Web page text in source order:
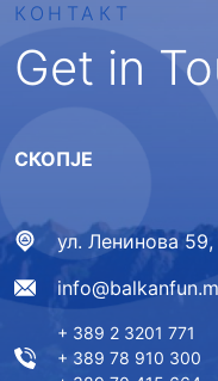
КОНТАКТ
Get in
СКОПЈЕ
ул. Ленинова 59,
+ 389 2 3201 771
+ 389 78 910 300